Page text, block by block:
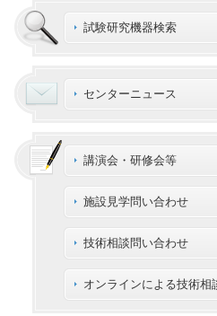
試験研究機器検索
センターニュース
講演会・研修会等
施設見学問い合わせ
技術相談問い合わせ
オンラインによる技術相